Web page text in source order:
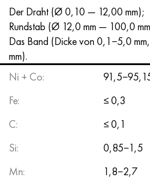
Der Draht (Ø 0,10 — 12,00 mm);
Rundstab (Ø 12,0 mm — 100,0
Das Band (Dicke von 0,1−5,0
mm).
Ni + Co:
Fe:
≤ 0,3
C:
≤ 0,1
Si:
0,85−1,5
Mn:
1,8−2,7
Hastelloy b2
Hastelloy b3
Hastelloy c4
Hastelloy c22
Hastelloy C-276
Hastelloy C2000
38HN3MFA, 35nicrmov12-5
40G, 40Mn4, aisi 1035
38HM, 42CrMo4, aisi 1.7225
40HN, 36NiCr6, aisi 3135
40HFA, 1.7223, aisi 4142
45H, 45h, 1.7035